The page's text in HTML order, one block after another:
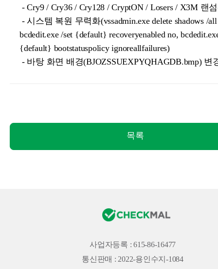
- Cry9 / Cry36 / Cry128 / CryptON / Losers / X3M 랜
- 시스템 복원 무력화(vssadmin.exe delete shadows /
bcdedit.exe /set {default} recoveryenabled no,
{default} bootstatuspolicy ignoreallfailures)
- 바탕 화면 배경(BJOZSSUEXPYQHAGDB.bmp) 변
목록
사업자등록 : 615-86-16477
통신판매 : 2022-용인수지-1084